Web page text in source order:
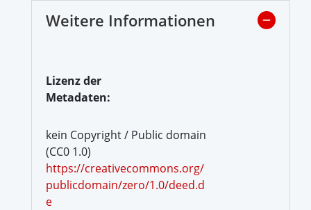
Weitere Informationen
Lizenz der
Metadaten:
kein Copyright / Public domain
(CC0 1.0)
https://creativecommons.org/
publicdomain/zero/1.0/deed.d
e